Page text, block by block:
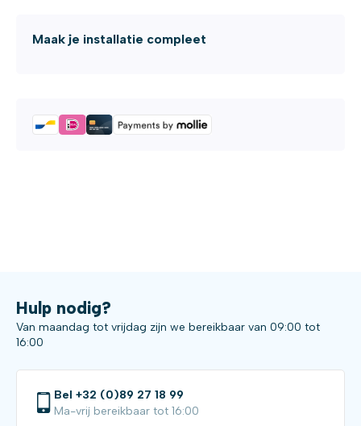
Maak je installatie compleet
Hulp nodig?
Van maandag tot vrijdag zijn we bereikbaar van 09:00 tot
16:00
Bel +32 (0)89 27 18 99
Ma-vrij bereikbaar tot 16:00